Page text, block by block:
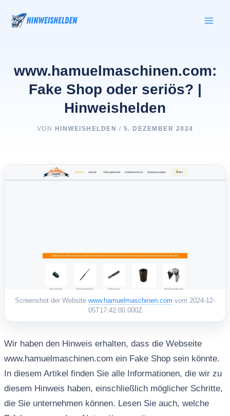
Inhalt
springen
www.hamuelmaschinen.com:
Fake Shop oder seriös? |
Hinweishelden
VON HINWEISHELDEN / 5. DEZEMBER 2024
Screenshot der Website www.hamuelmaschinen.com vom 2024-12-
05T17:42:00.000Z
Wir haben den Hinweis erhalten, dass die Webseite
www.hamuelmaschinen.com ein Fake Shop sein könnte.
In diesem Artikel finden Sie alle Informationen, die wir zu
diesem Hinweis haben, einschließlich möglicher Schritte,
die Sie unternehmen können. Lesen Sie auch, welche